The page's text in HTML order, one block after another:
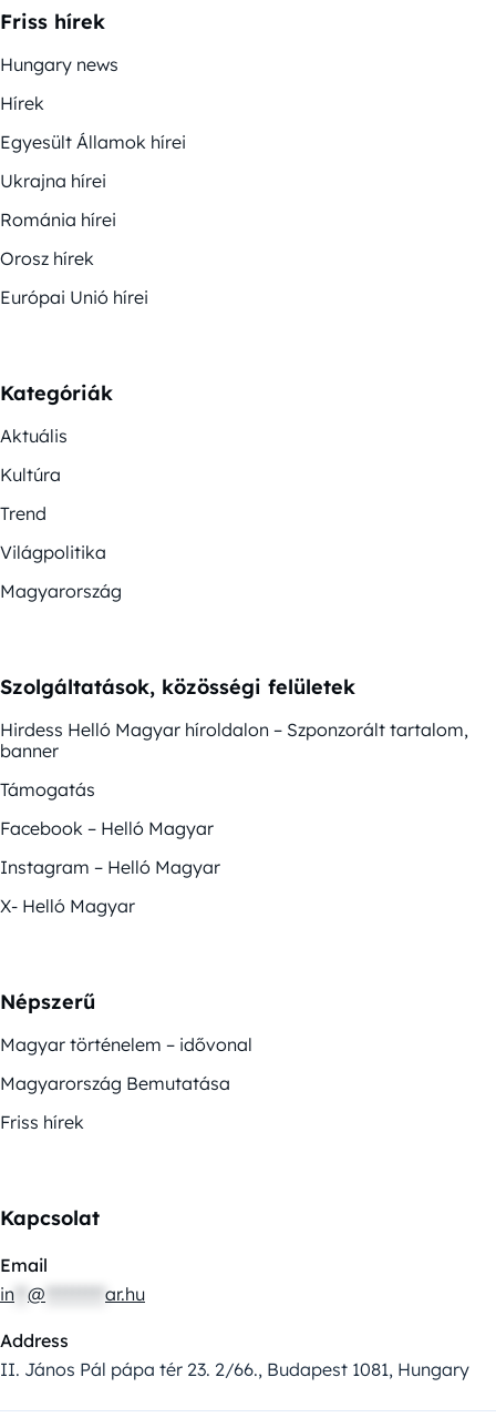
Friss hírek
Hungary news
Hírek
Egyesült Államok hírei
Ukrajna hírei
Románia hírei
Orosz hírek
Európai Unió hírei
Kategóriák
Aktuális
Kultúra
Trend
Világpolitika
Magyarország
Szolgáltatások, közösségi felületek
Hirdess Helló Magyar híroldalon – Szponzorált tartalom,
banner
Támogatás
Facebook – Helló Magyar
Instagram – Helló Magyar
X- Helló Magyar
Népszerű
Magyar történelem – idővonal
Magyarország Bemutatása
Friss hírek
Kapcsolat
Email
in @ ar.hu
Address
II. János Pál pápa tér 23. 2/66., Budapest 1081, Hungary